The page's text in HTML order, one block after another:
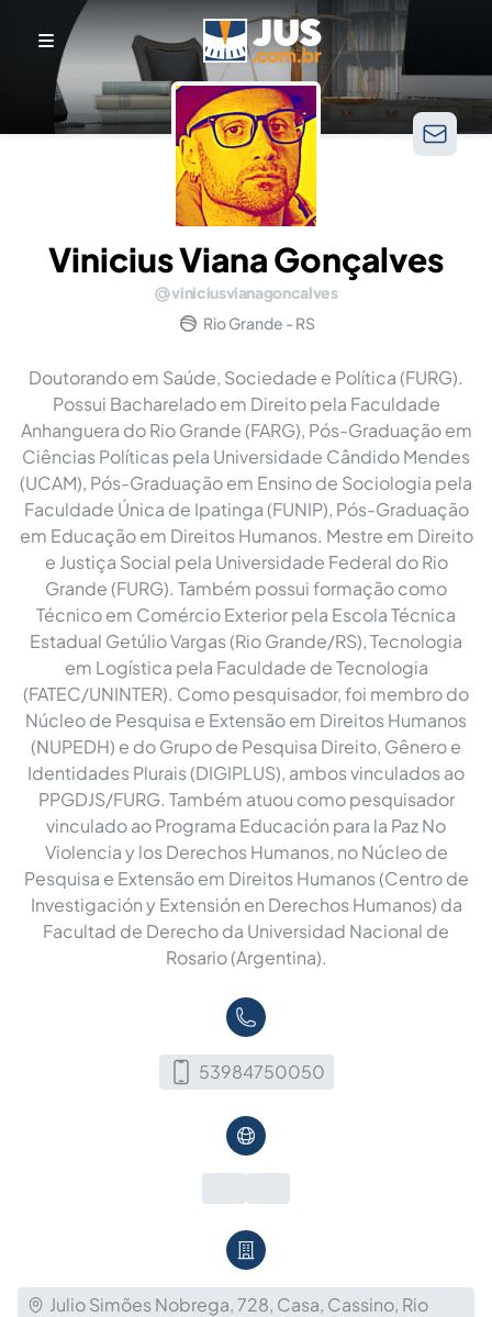
Vinicius Viana Gonçalves
viniciusvianagoncalves
Rio Grande - RS
Doutorando em Saúde, Sociedade e Política (FURG).
Possui Bacharelado em Direito pela Faculdade
Anhanguera do Rio Grande (FARG), Pós-Graduação em
Ciências Políticas pela Universidade Cândido Mendes
(UCAM), Pós-Graduação em Ensino de Sociologia pela
Faculdade Única de Ipatinga (FUNIP), Pós-Graduação
em Educação em Direitos Humanos. Mestre em Direito
e Justiça Social pela Universidade Federal do Rio
Grande (FURG). Também possui formação como
Técnico em Comércio Exterior pela Escola Técnica
Estadual Getúlio Vargas (Rio Grande/RS), Tecnologia
em Logística pela Faculdade de Tecnologia
(FATEC/UNINTER). Como pesquisador, foi membro do
Núcleo de Pesquisa e Extensão em Direitos Humanos
(NUPEDH) e do Grupo de Pesquisa Direito, Gênero e
Identidades Plurais (DIGIPLUS), ambos vinculados ao
PPGDJS/FURG. Também atuou como pesquisador
vinculado ao Programa Educación para la Paz No
Violencia y los Derechos Humanos, no Núcleo de
Pesquisa e Extensão em Direitos Humanos (Centro de
Investigación y Extensión en Derechos Humanos) da
Facultad de Derecho da Universidad Nacional de
Rosario (Argentina).
53984750050
Julio Simões Nobrega, 728, Casa, Cassino, Rio